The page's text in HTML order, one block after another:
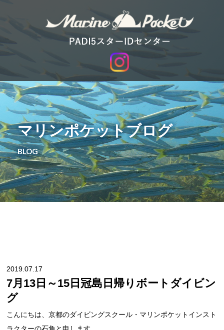
マリンポケットブログ
BLOG
2019.07.17
7月13日～15日冠島日帰りボートダイビン
グ
こんにちは、京都のダイビングスクール・マリンポケットインスト